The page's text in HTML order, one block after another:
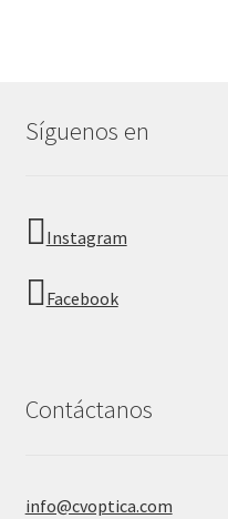
Síguenos en
Instagram
Facebook
Contáctanos
info@cvoptica.com